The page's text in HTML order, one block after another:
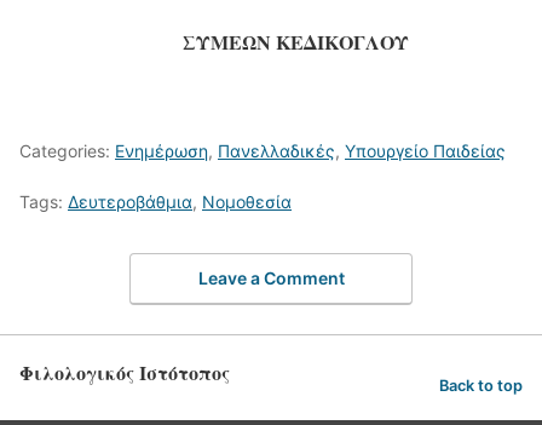
ΣΥΜΕΩΝ ΚΕΔΙΚΟΓΛΟΥ
Categories: Ενημέρωση, Πανελλαδικές, Υπουργείο Παιδείας
Tags: Δευτεροβάθμια, Νομοθεσία
Leave a Comment
Φιλολογικός Ιστότοπος Back to top